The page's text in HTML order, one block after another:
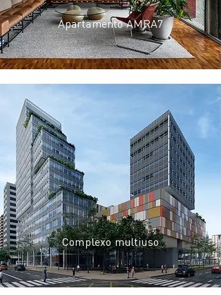
Apartamento AMRA7
Complexo multiuso